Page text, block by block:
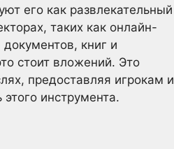
его как развлекательный
таких как онлайн-
книг и
стоит вложений. Это
предоставляя игрокам и
инструмента.